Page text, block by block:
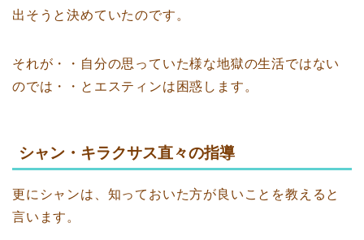
出そうと決めていたのです。
それが・・自分の思っていた様な地獄の生活ではない
のでは・・とエスティンは困惑します。
シャン・キラクサス直々の指導
更にシャンは、知っておいた方が良いことを教えると
言います。